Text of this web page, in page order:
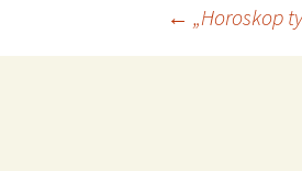
Nawigacja
← „Horoskop